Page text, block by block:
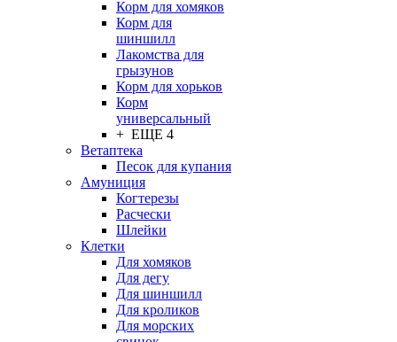
Корм для хомяков
Корм для
шиншилл
Лакомства для
грызунов
Корм для хорьков
Корм
универсальный
+ ЕЩЕ 4
Ветаптека
Песок для купания
Амуниция
Когтерезы
Расчески
Шлейки
Клетки
Для хомяков
Для дегу
Для шиншилл
Для кроликов
Для морских